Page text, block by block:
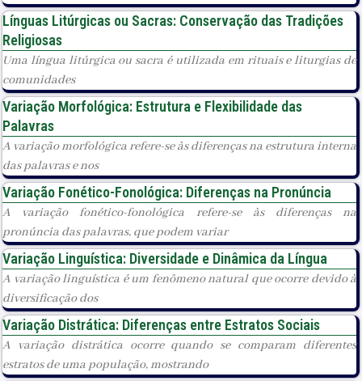
Línguas Litúrgicas ou Sacras: Conservação das Tradições
Religiosas
Uma língua litúrgica ou sacra é utilizada em rituais e liturgias de
comunidades
Variação Morfológica: Estrutura e Flexibilidade das
Palavras
A variação morfológica refere-se às diferenças na estrutura interna
das palavras e nos
Variação Fonético-Fonológica: Diferenças na Pronúncia
A variação fonético-fonológica refere-se às diferenças na
pronúncia das palavras, que podem variar
Variação Linguística: Diversidade e Dinâmica da Língua
A variação linguística é um fenômeno natural que ocorre devido à
diversificação dos
Variação Distrática: Diferenças entre Estratos Sociais
A variação distrática ocorre quando se comparam diferentes
estratos de uma população, mostrando